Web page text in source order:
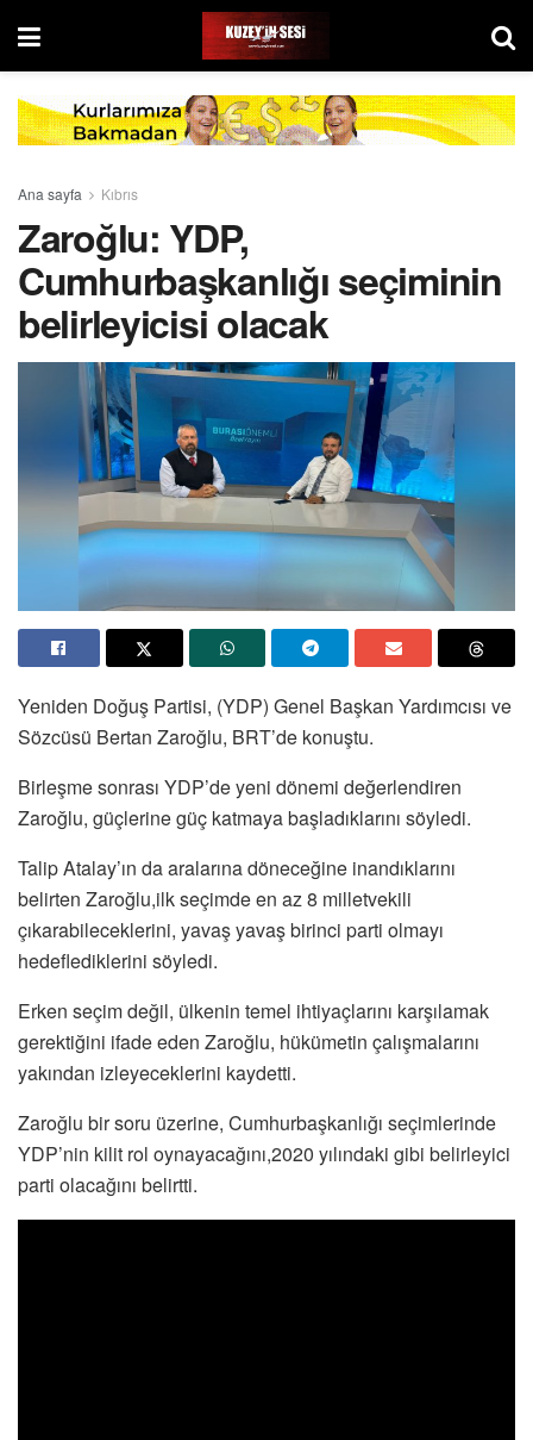
Ana sayfa Kıbrıs
Zaroğlu: YDP,
Cumhurbaşkanlığı seçiminin
belirleyicisi olacak
Yeniden Doğuş Partisi, (YDP) Genel Başkan Yardımcısı ve
Sözcüsü Bertan Zaroğlu, BRT’de konuştu.
Birleşme sonrası YDP’de yeni dönemi değerlendiren
Zaroğlu, güçlerine güç katmaya başladıklarını söyledi.
Talip Atalay’ın da aralarına döneceğine inandıklarını
belirten Zaroğlu,ilk seçimde en az 8 milletvekili
çıkarabileceklerini, yavaş yavaş birinci parti olmayı
hedeflediklerini söyledi.
Erken seçim değil, ülkenin temel ihtiyaçlarını karşılamak
gerektiğini ifade eden Zaroğlu, hükümetin çalışmalarını
yakından izleyeceklerini kaydetti.
Zaroğlu bir soru üzerine, Cumhurbaşkanlığı seçimlerinde
YDP’nin kilit rol oynayacağını,2020 yılındaki gibi belirleyici
parti olacağını belirtti.